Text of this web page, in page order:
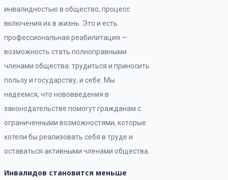
инвалидностью в общество, процесс
включения их в жизнь. Это и есть
профессиональная реабилитация —
возможность стать полноправными
членами общества: трудиться и приносить
пользу и государству, и себе. Мы
надеемся, что нововведения в
законодательстве помогут гражданам с
ограниченными возможностями, которые
хотели бы реализовать себя в труде и
оставаться активными членами общества.
Инвалидов становится меньше